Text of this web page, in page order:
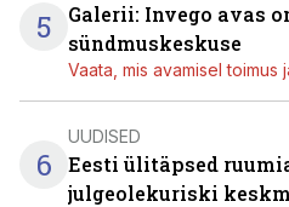
5
Galerii: Invego avas
sündmuskeskuse
Vaata, mis avamisel toimus
6
UUDISED
Eesti ülitäpsed
julgeolekuriski